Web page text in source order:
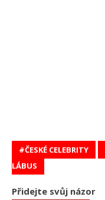
ČESKÉ CELEBRITY
LÁBUS
Přidejte svůj názor